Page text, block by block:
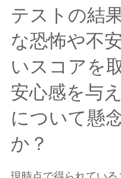
テストの結
な恐怖や不
いスコアを
安心感を与
について懸
か？